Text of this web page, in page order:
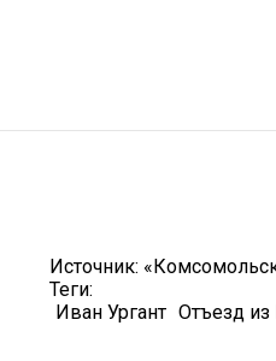
Источник:
Теги:
Иван Ургант Отъезд из